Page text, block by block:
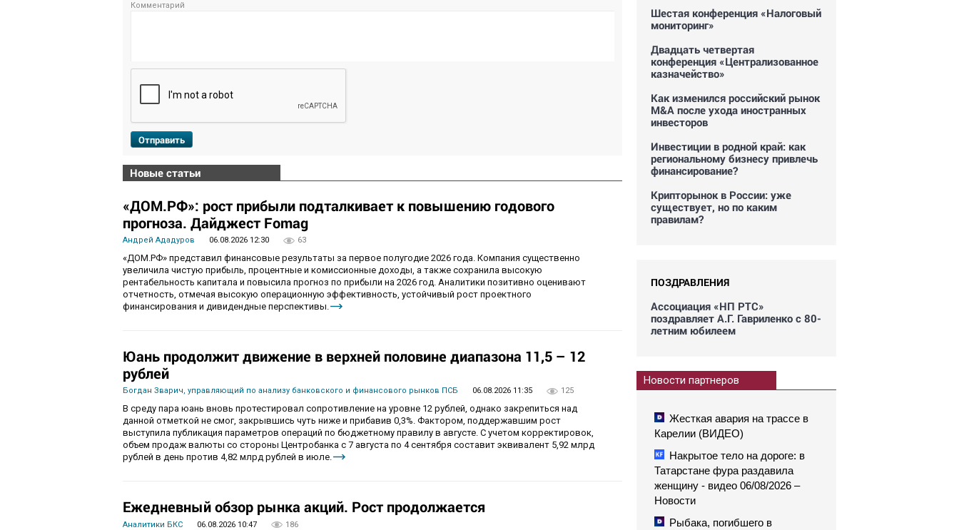
Комментарий
Отправить
Новые статьи
«ДОМ.РФ»: рост прибыли подталкивает к повышению годового
прогноза. Дайджест Fomag
Андрей Ададуров 06.08.2026 12:30 63
«ДОМ.РФ» представил финансовые результаты за первое полугодие 2026 года. Компания существенно
увеличила чистую прибыль, процентные и комиссионные доходы, а также сохранила высокую
рентабельность капитала и повысила прогноз по прибыли на 2026 год. Аналитики позитивно оценивают
отчетность, отмечая высокую операционную эффективность, устойчивый рост проектного
финансирования и дивидендные перспективы.
Юань продолжит движение в верхней половине диапазона 11,5 – 12
рублей
Богдан Зварич, управляющий по анализу банковского и финансового рынков ПСБ 06.08.2026 11:35 125
В среду пара юань вновь протестировал сопротивление на уровне 12 рублей, однако закрепиться над
данной отметкой не смог, закрывшись чуть ниже и прибавив 0,3%. Фактором, поддержавшим рост
выступила публикация параметров операций по бюджетному правилу в августе. С учетом корректировок,
объем продаж валюты со стороны Центробанка с 7 августа по 4 сентября составит эквивалент 5,92 млрд
рублей в день против 4,82 млрд рублей в июле.
Ежедневный обзор рынка акций. Рост продолжается
Аналитики БКС 06.08.2026 10:47 186
Шестая конференция «Налоговый
мониторинг»
Двадцать четвертая
конференция «Централизованное
казначейство»
Как изменился российский рынок
M&A после ухода иностранных
инвесторов
Инвестиции в родной край: как
региональному бизнесу привлечь
финансирование?
Крипторынок в России: уже
существует, но по каким
правилам?
ПОЗДРАВЛЕНИЯ
Ассоциация «НП РТС»
поздравляет А.Г. Гавриленко с 80-
летним юбилеем
Новости партнеров
Жесткая авария на трассе в
Карелии (ВИДЕО)
Накрытое тело на дороге: в
Татарстане фура раздавила
женщину - видео 06/08/2026 –
Новости
Рыбака, погибшего в